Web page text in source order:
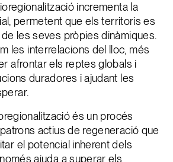
incrementa la
permetent que els territoris es
les seves pròpies dinàmiques.
les interrelacions del lloc, més
afrontar els reptes globals i
duradores i ajudant les
és un procés
actius de regeneració que
el potencial inherent dels
ajuda a superar els